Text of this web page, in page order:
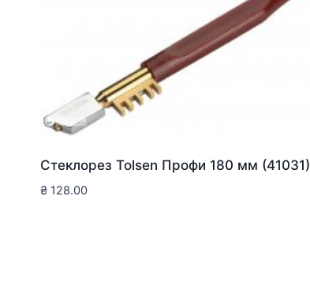
Стеклорез Tolsen Профи 180 мм (41031)
₴ 128.00